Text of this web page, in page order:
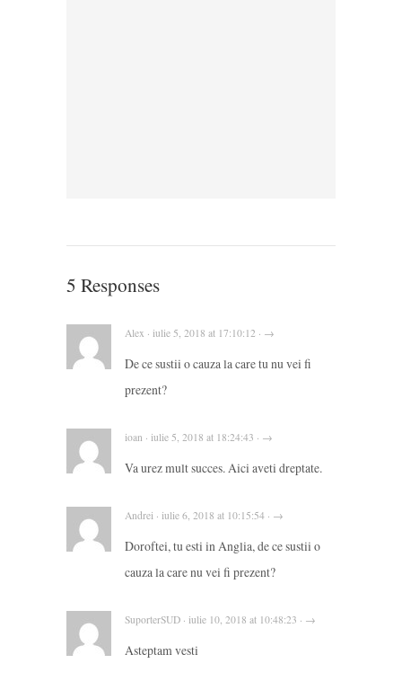
5 Responses
Alex · iulie 5, 2018 at 17:10:12 · →
De ce sustii o cauza la care tu nu vei fi
prezent?
ioan · iulie 5, 2018 at 18:24:43 · →
Va urez mult succes. Aici aveti dreptate.
Andrei · iulie 6, 2018 at 10:15:54 · →
Doroftei, tu esti in Anglia, de ce sustii o
cauza la care nu vei fi prezent?
SuporterSUD · iulie 10, 2018 at 10:48:23 · →
Asteptam vesti